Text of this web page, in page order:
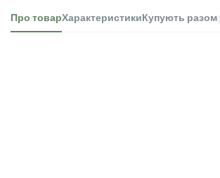
Про товарХарактеристики Купують разом